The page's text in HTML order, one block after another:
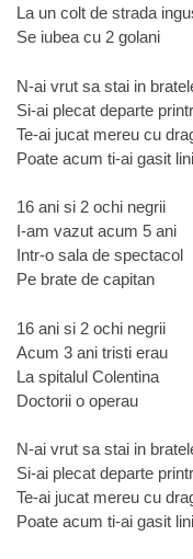
La un colt de strada
Se iubea cu 2 golani
N-ai vrut sa stai in
Si-ai plecat departe
Te-ai jucat mereu cu
Poate acum ti-ai gasit
16 ani si 2 ochi negrii
I-am vazut acum 5 ani
Intr-o sala de spectacol
Pe brate de capitan
16 ani si 2 ochi negrii
Acum 3 ani tristi erau
La spitalul Colentina
Doctorii o operau
N-ai vrut sa stai in
Si-ai plecat departe
Te-ai jucat mereu cu
Poate acum ti-ai gasit